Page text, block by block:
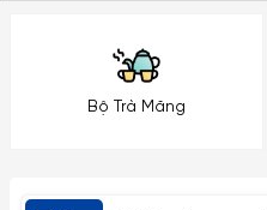
Bộ Trà Măng